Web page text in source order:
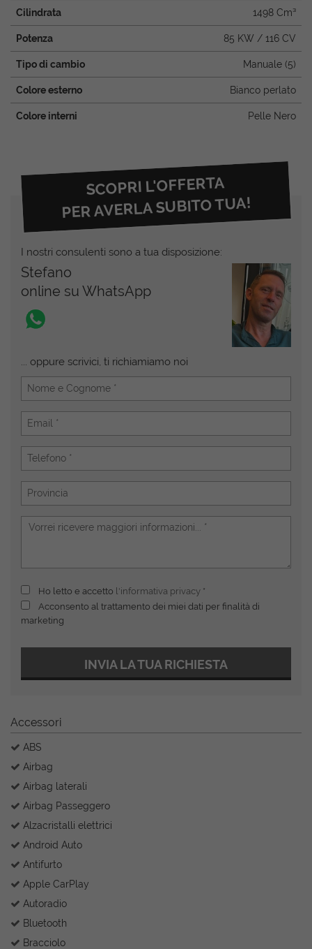
Cilindrata 1498 Cm³
Potenza 85 KW / 116 CV
Tipo di cambio Manuale (5)
Colore esterno Bianco perlato
Colore interni Pelle Nero
SCOPRI L'OFFERTA
PER AVERLA SUBITO TUA!
I nostri consulenti sono a tua disposizione:
Stefano
online su WhatsApp
... oppure scrivici, ti richiamiamo noi
Ho letto e accetto l'informativa privacy *
Acconsento al trattamento dei miei dati per finalità di
marketing
INVIA LA TUA RICHIESTA
Accessori
ABS
Airbag
Airbag laterali
Airbag Passeggero
Alzacristalli elettrici
Android Auto
Antifurto
Apple CarPlay
Autoradio
Bluetooth
Bracciolo